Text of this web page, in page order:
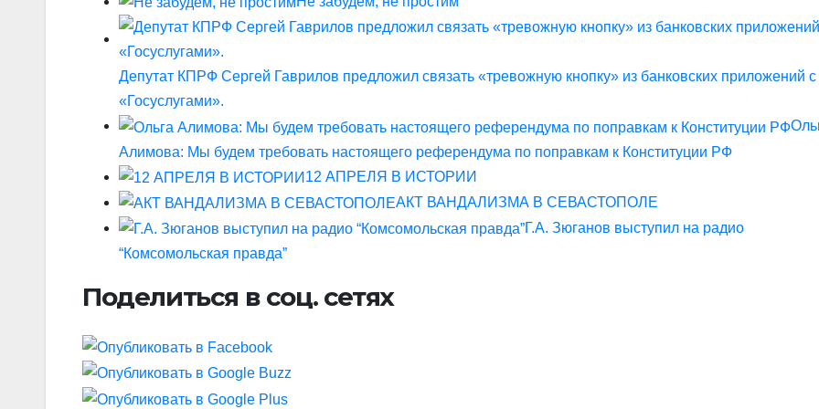
Депутат КПРФ Сергей Гаврилов предложил связать «тревожную кнопку» из банковских приложений с
«Госуслугами».
Алимова: Мы будем требовать настоящего референдума по поправкам к Конституции РФ
12 АПРЕЛЯ В ИСТОРИИ
АКТ ВАНДАЛИЗМА В СЕВАСТОПОЛЕ
Г.А. Зюганов выступил на радио
“Комсомольская правда”
Поделиться в соц. сетях